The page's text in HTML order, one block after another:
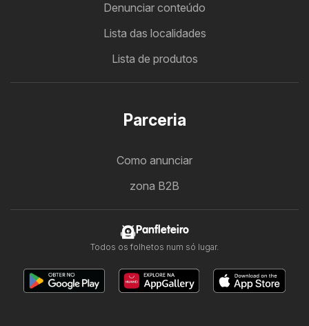
Denunciar conteúdo
Lista das localidades
Lista de produtos
Parceria
Como anunciar
zona B2B
Panfleteiro
Todos os folhetos num só lugar.